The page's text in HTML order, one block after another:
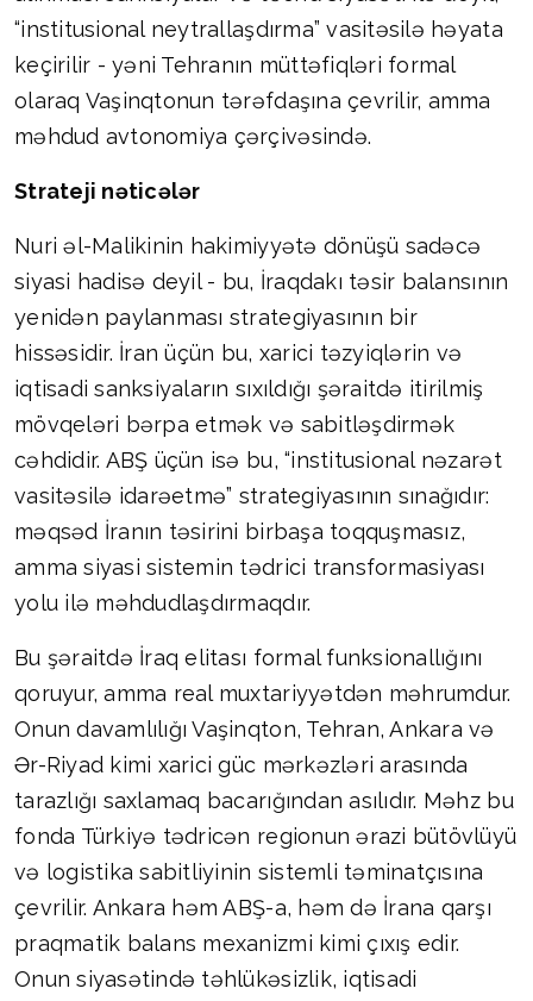
“institusional neytrallaşdırma” vasitəsilə həyata
keçirilir - yəni Tehranın müttəfiqləri formal
olaraq Vaşinqtonun tərəfdaşına çevrilir, amma
məhdud avtonomiya çərçivəsində.
Strateji nəticələr
Nuri əl-Malikinin hakimiyyətə dönüşü sadəcə
siyasi hadisə deyil - bu, İraqdakı təsir balansının
yenidən paylanması strategiyasının bir
hissəsidir. İran üçün bu, xarici təzyiqlərin və
iqtisadi sanksiyaların sıxıldığı şəraitdə itirilmiş
mövqeləri bərpa etmək və sabitləşdirmək
cəhdidir. ABŞ üçün isə bu, “institusional nəzarət
vasitəsilə idarəetmə” strategiyasının sınağıdır:
məqsəd İranın təsirini birbaşa toqquşmasız,
amma siyasi sistemin tədrici transformasiyası
yolu ilə məhdudlaşdırmaqdır.
Bu şəraitdə İraq elitası formal funksionallığını
qoruyur, amma real muxtariyyətdən məhrumdur.
Onun davamlılığı Vaşinqton, Tehran, Ankara və
Ər-Riyad kimi xarici güc mərkəzləri arasında
tarazlığı saxlamaq bacarığından asılıdır. Məhz bu
fonda Türkiyə tədricən regionun ərazi bütövlüyü
və logistika sabitliyinin sistemli təminatçısına
çevrilir. Ankara həm ABŞ-a, həm də İrana qarşı
praqmatik balans mexanizmi kimi çıxış edir.
Onun siyasətində təhlükəsizlik, iqtisadi